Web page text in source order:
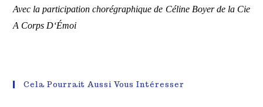
Avec la participation chorégraphique de Céline Boyer de la Cie
A Corps D‘Émoi
Cela Pourrait Aussi Vous Intéresser